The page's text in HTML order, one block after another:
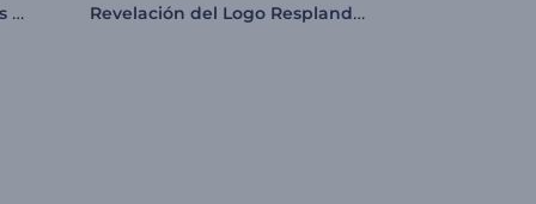
Intro con espiral de partículas brillantes Revelación del Logo Resplandor Absoluto